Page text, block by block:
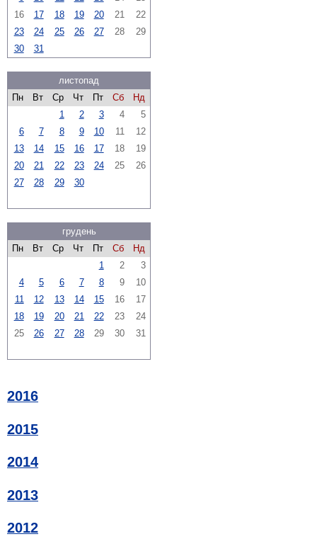
16
17 18 19 20 21
22
23
24 25 26 27 28
29
30
31
листопад
Пн
Вт Ср Чт Пт Сб
Нд
1
2 3 4
5
6
7 8 9 10 11
12
13
14 15 16 17 18
19
20
21 22 23 24 25
26
27
28 29 30
грудень
Пн
Вт Ср Чт Пт Сб
Нд
1
2
3
4
5 6 7 8 9
10
11
12 13 14 15 16
17
18
19 20 21 22 23
24
25
26 27 28 29 30 31
2016
2015
2014
2013
2012